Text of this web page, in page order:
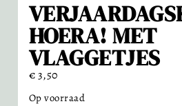
HOERA! MET
VLAGGETJES
€3,50
Op voorraad